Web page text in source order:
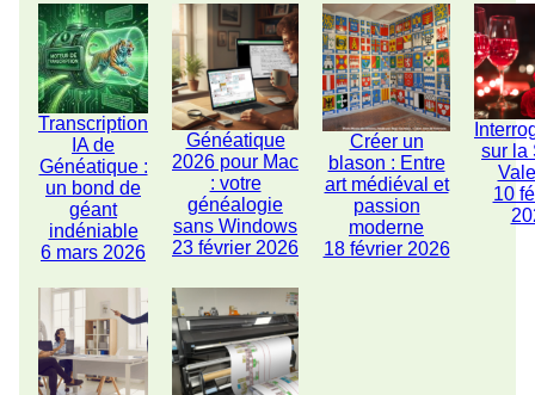
Transcription
IA de
Généatique :
un bond de
géant
indéniable
6 mars 2026
Généatique
2026 pour Mac
: votre
généalogie
sans Windows
23 février 2026
Créer un
blason : Entre
art médiéval et
passion
moderne
18 février 2026
sur la
10